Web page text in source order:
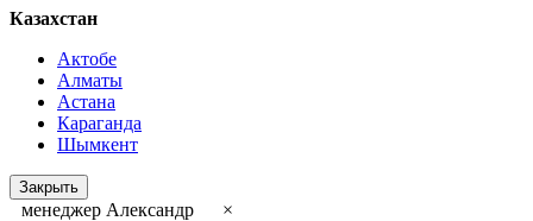
Казахстан
Актобе
Алматы
Астана
Караганда
Шымкент
Закрыть
менеджер Александр ×